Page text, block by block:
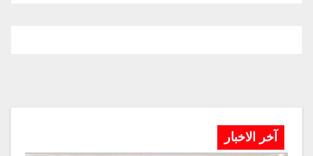
آخر الاخبار